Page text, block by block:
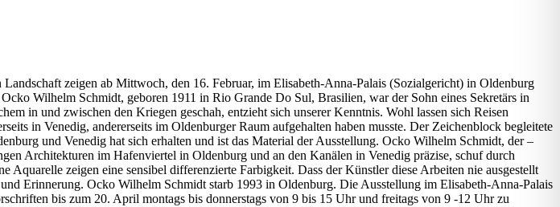
zeigen ab Mittwoch, den 16. Februar, im Elisabeth-Anna-Palais (Sozialgericht) in Oldenburg
Wilhelm Schmidt, geboren 1911 in Rio Grande Do Sul, Brasilien, war der Sohn eines Sekretärs in
in und zwischen den Kriegen geschah, entzieht sich unserer Kenntnis. Wohl lassen sich Reisen
in Venedig, andererseits im Oldenburger Raum aufgehalten haben musste. Der Zeichenblock begleitete
und Venedig hat sich erhalten und ist das Material der Ausstellung. Ocko Wilhelm Schmidt, der –
Architekturen im Hafenviertel in Oldenburg und an den Kanälen in Venedig präzise, schuf durch
zeigen eine sensibel differenzierte Farbigkeit. Dass der Künstler diese Arbeiten nie ausgestellt
Erinnerung. Ocko Wilhelm Schmidt starb 1993 in Oldenburg. Die Ausstellung im Elisabeth-Anna-Palais
bis zum 20. April montags bis donnerstags von 9 bis 15 Uhr und freitags von 9 -12 Uhr zu